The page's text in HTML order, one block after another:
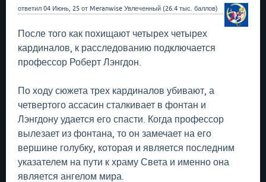
ответил 04 Июнь, 25 от Meranwise Увлеченный (26.4 тыс. баллов)
После того как похищают четырех четырех
кардиналов, к расследованию подключается
профессор Роберт Лэнгдон.
По ходу сюжета трех кардиналов убивают, а
четвертого ассасин сталкивает в фонтан и
Лэнгдону удается его спасти. Когда профессор
вылезает из фонтана, то он замечает на его
вершине голубку, которая и является последним
указателем на пути к храму Света и именно она
является ангелом мира.